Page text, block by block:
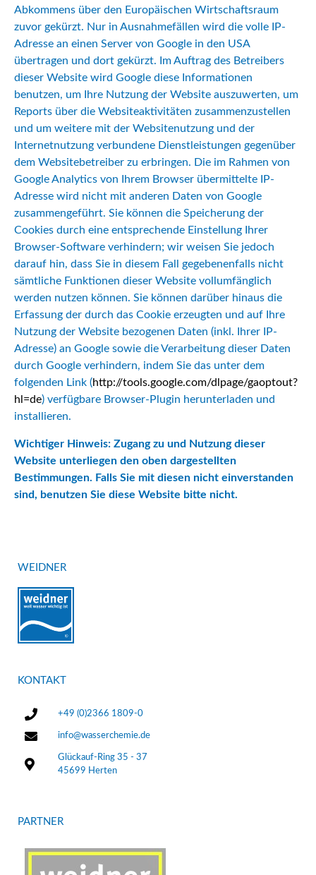
Abkommens über den Europäischen Wirtschaftsraum
zuvor gekürzt. Nur in Ausnahmefällen wird die volle IP-
Adresse an einen Server von Google in den USA
übertragen und dort gekürzt. Im Auftrag des Betreibers
dieser Website wird Google diese Informationen
benutzen, um Ihre Nutzung der Website auszuwerten, um
Reports über die Websiteaktivitäten zusammenzustellen
und um weitere mit der Websitenutzung und der
Internetnutzung verbundene Dienstleistungen gegenüber
dem Websitebetreiber zu erbringen. Die im Rahmen von
Google Analytics von Ihrem Browser übermittelte IP-
Adresse wird nicht mit anderen Daten von Google
zusammengeführt. Sie können die Speicherung der
Cookies durch eine entsprechende Einstellung Ihrer
Browser-Software verhindern; wir weisen Sie jedoch
darauf hin, dass Sie in diesem Fall gegebenenfalls nicht
sämtliche Funktionen dieser Website vollumfänglich
werden nutzen können. Sie können darüber hinaus die
Erfassung der durch das Cookie erzeugten und auf Ihre
Nutzung der Website bezogenen Daten (inkl. Ihrer IP-
Adresse) an Google sowie die Verarbeitung dieser Daten
durch Google verhindern, indem Sie das unter dem
folgenden Link (http://tools.google.com/dlpage/gaoptout?
hl=de) verfügbare Browser-Plugin herunterladen und
installieren.
Wichtiger Hinweis: Zugang zu und Nutzung dieser
Website unterliegen den oben dargestellten
Bestimmungen. Falls Sie mit diesen nicht einverstanden
sind, benutzen Sie diese Website bitte nicht.
WEIDNER
KONTAKT
+49 (0)2366 1809-0
info@wasserchemie.de
Glückauf-Ring 35 - 37
45699 Herten
PARTNER